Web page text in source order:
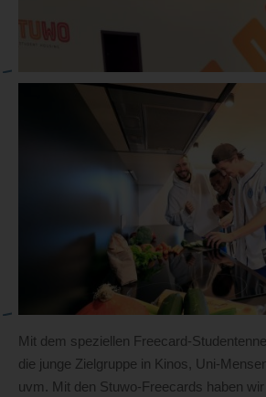
Mit dem speziellen Freecard-
die junge Zielgruppe in Kinos, Uni-
uvm. Mit den Stuwo-Freecards haben